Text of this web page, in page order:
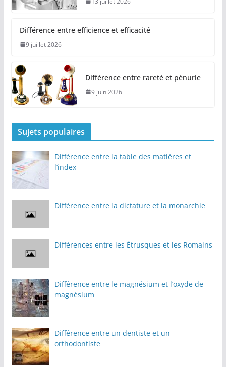
13 juillet 2026
Différence entre efficience et efficacité
9 juillet 2026
Différence entre rareté et pénurie
9 juin 2026
Sujets populaires
Différence entre la table des matières et
l’index
Différence entre la dictature et la monarchie
Différences entre les Étrusques et les Romains
Différence entre le magnésium et l’oxyde de
magnésium
Différence entre un dentiste et un
orthodontiste